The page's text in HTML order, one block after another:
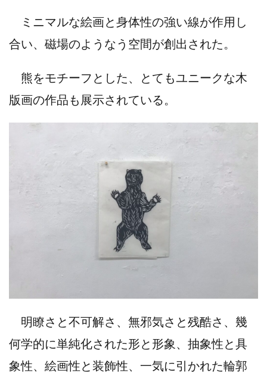
ミニマルな絵画と身体性の強い線が作用し
合い、磁場のようなう空間が創出された。
熊をモチーフとした、とてもユニークな木
版画の作品も展示されている。
明瞭さと不可解さ、無邪気さと残酷さ、幾
何学的に単純化された形と形象、抽象性と具
象性、絵画性と装飾性、一気に引かれた輪郭